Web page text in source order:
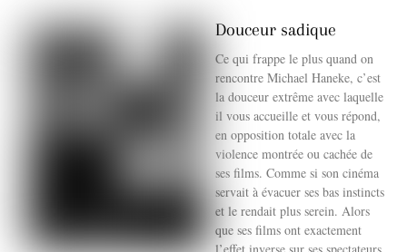
Douceur sadique
Ce qui frappe le plus quand on
rencontre Michael Haneke, c’est
la douceur extrême avec laquelle
il vous accueille et vous répond,
en opposition totale avec la
violence montrée ou cachée de
ses films. Comme si son cinéma
servait à évacuer ses bas instincts
et le rendait plus serein. Alors
que ses films ont exactement